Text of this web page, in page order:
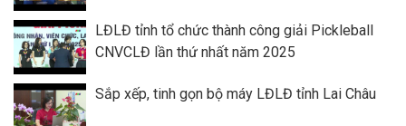
LĐLĐ tỉnh tổ chức thành công giải Pickleball
CNVCLĐ lần thứ nhất năm 2025
Sắp xếp, tinh gọn bộ máy LĐLĐ tỉnh Lai Châu